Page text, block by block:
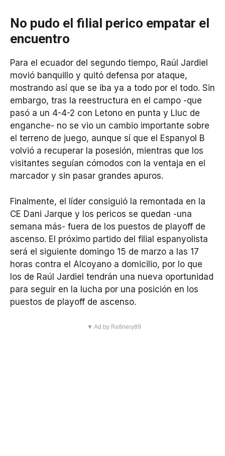
No pudo el filial perico empatar el
encuentro
Para el ecuador del segundo tiempo, Raúl Jardiel
movió banquillo y quitó defensa por ataque,
mostrando así que se iba ya a todo por el todo. Sin
embargo, tras la reestructura en el campo -que
pasó a un 4-4-2 con Letono en punta y Lluc de
enganche- no se vio un cambio importante sobre
el terreno de juego, aunque sí que el Espanyol B
volvió a recuperar la posesión, mientras que los
visitantes seguían cómodos con la ventaja en el
marcador y sin pasar grandes apuros.
Finalmente, el líder consiguió la remontada en la
CE Dani Jarque y los pericos se quedan -una
semana más- fuera de los puestos de playoff de
ascenso. El próximo partido del filial espanyolista
será el siguiente domingo 15 de marzo a las 17
horas contra el Alcoyano a domicilio, por lo que
los de Raúl Jardiel tendrán una nueva oportunidad
para seguir en la lucha por una posición en los
puestos de playoff de ascenso.
▼ Ad by Refinery89